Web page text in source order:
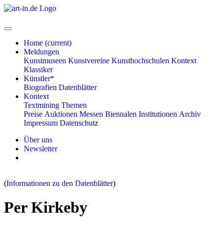
Home (current)
Meldungen
Kunstmuseen Kunstvereine Kunsthochschulen Kontext
Klassiker
Künstler*
Biografien Datenblätter
Kontext
Textmining Themen
Preise Auktionen Messen Biennalen Institutionen Archiv
Impressum Datenschutz
Über uns
Newsletter
(Informationen zu den Datenblätter)
Per Kirkeby